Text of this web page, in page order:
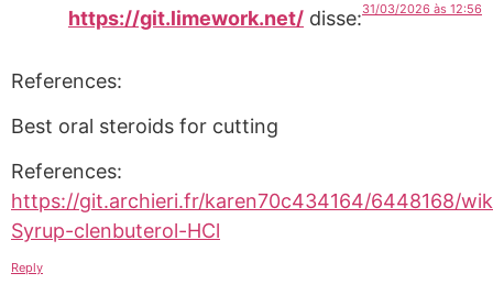
https://git.limework.net/ disse:31/03/2026 às 12:56
References:
Best oral steroids for cutting
References:
https://git.archieri.fr/karen70c434164/6448168/
Syrup-clenbuterol-HCl
Reply